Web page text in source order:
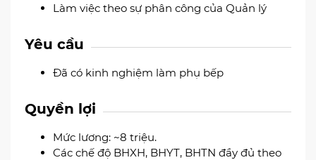
Làm việc theo sự phân công của Quản lý
Yêu cầu
Đã có kinh nghiệm làm phụ bếp
Quyền lợi
Mức lương: ~8 triệu.
Các chế độ BHXH, BHYT, BHTN đầy đủ theo